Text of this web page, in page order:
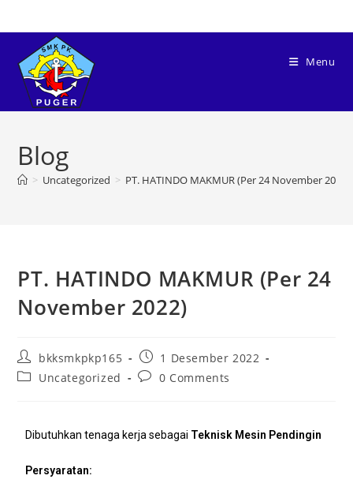
Menu
Blog
> Uncategorized > PT. HATINDO MAKMUR (Per 24 November 2022)
PT. HATINDO MAKMUR (Per 24
November 2022)
bkksmkpkp165
1 Desember 2022
Uncategorized
0 Comments
Dibutuhkan tenaga kerja sebagai Teknisk Mesin Pendingin
Persyaratan: